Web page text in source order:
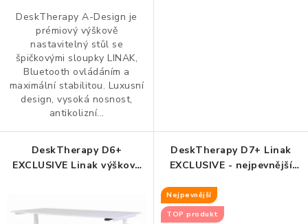
ČISTIČKY VZDUCHU
VODNÍ FILTRY
O nákupu Reklamace, výměna a vrácení
DeskTherapy A-Design je
prémiový výškově
nastavitelný stůl se
špičkovými sloupky LINAK,
Bluetooth ovládáním a
maximální stabilitou. Luxusní
design, vysoká nosnost,
antikolizní...
DeskTherapy D6+
EXCLUSIVE Linak výškově
DeskTherapy D7+ Linak
EXCLUSIVE - nejpevnější
Nejpevnější
TOP produkt